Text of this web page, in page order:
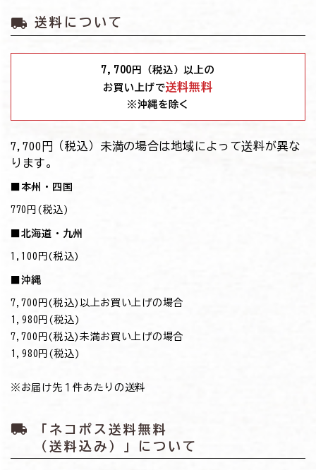
local_shipping 送料について
7,700 円（税込）以上の
お買い上げで送料無料
※沖縄を除く
7,700円（税込）未満の場合は地域によって送料が異な
ります。
■本州・四国
770円(税込)
■北海道・九州
1,100円(税込)
■沖縄
7,700円(税込)以上お買い上げの場合
→1,980円(税込)
7,700円(税込)未満お買い上げの場合
→1,980円(税込)
※お届け先１件あたりの送料
local_shipping
「ネコポス送料無料
（送料込み）」について